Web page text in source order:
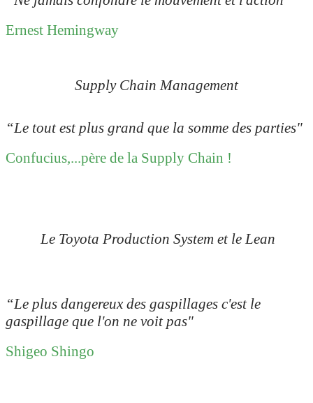
Ernest Hemingway
Supply Chain Management
“Le tout est plus grand que la somme des parties"
Confucius,...père de la Supply Chain !
Le Toyota Production System et le Lean
“Le plus dangereux des gaspillages c'est le
gaspillage que l'on ne voit pas"
Shigeo Shingo